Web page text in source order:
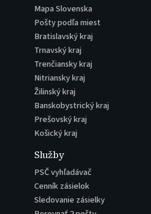
Mapa Slovenska
Pošty podľa miest
Bratislavský kraj
Trnavský kraj
Trenčiansky kraj
Nitriansky kraj
Žilinský kraj
Banskobystrický kraj
Prešovský kraj
Košický kraj
Služby
PSČ vyhľadávač
Cenník zásielok
Sledovanie zásielky